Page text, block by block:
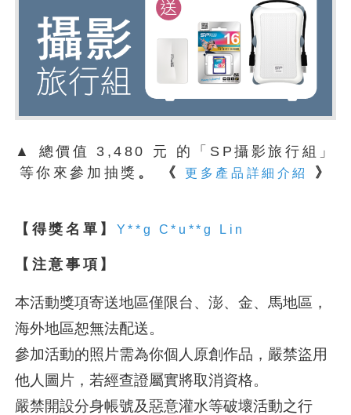
▲ 總價值 3,480 元 的「SP攝影旅行組」
等你來參加抽獎 。 《更多產品詳細介紹 》
【得獎名單】 Y**g C*u**g Lin
【 注意事項】
本活動獎項寄送地區僅限台、澎、金、馬地區，
海外地區恕無法配送。
參加活動的照片需為你個人原創作品，嚴禁盜用
他人圖片，若經查證屬實將取消資格。
嚴禁開設分身帳號及惡意灌水等破壞活動之行